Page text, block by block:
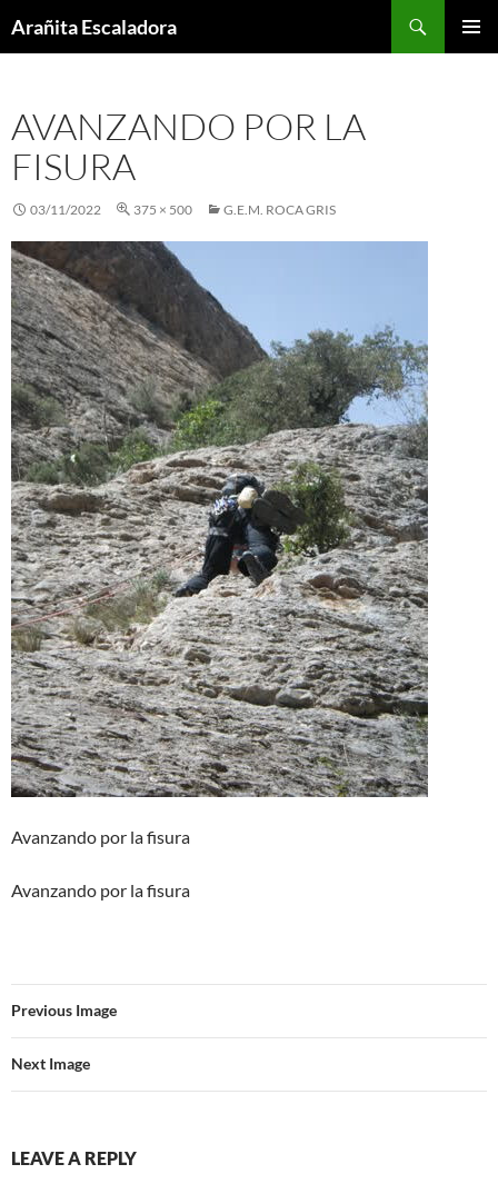
toArañita Escaladora
AVANZANDO POR LA
FISURA
03/11/2022 375 × 500 G.E.M. ROCA GRIS
Avanzando por la fisura
Avanzando por la fisura
Previous Image
Next Image
LEAVE A REPLY